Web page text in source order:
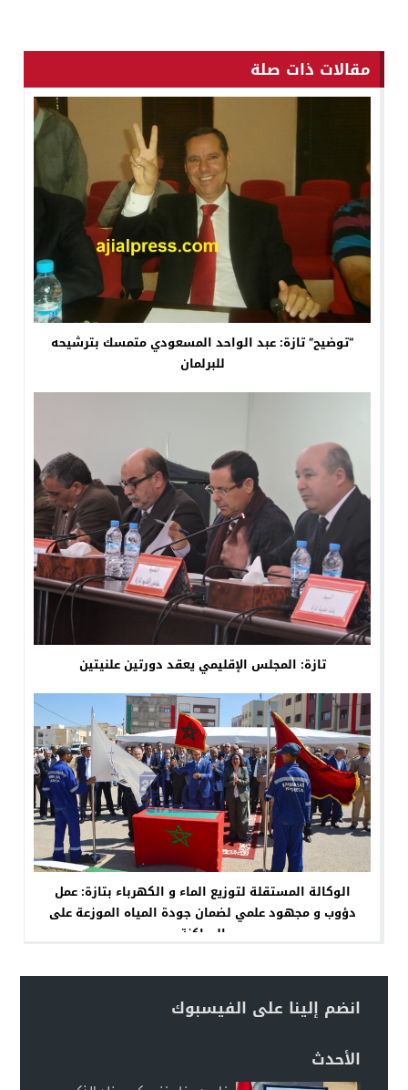
مقالات ذات صلة
“توضيح” تازة: عبد الواحد المسعودي متمسك بترشيحه
للبرلمان
تازة: المجلس الإقليمي يعقد دورتين علنيتين
الوكالة المستقلة لتوزيع الماء و الكهرباء بتازة: عمل
دؤوب و مجهود علمي لضمان جودة المياه الموزعة على
الساكنة
انضم إلينا على الفيسبوك
الأحدث